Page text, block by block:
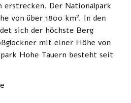
erstrecken. Der Nationalpark
von über 1800 km². In den
sich der höchste Berg
mit einer Höhe von
Hohe Tauern besteht seit